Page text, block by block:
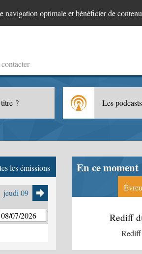
navigation optimale et bénéficier de
? Les podcasts
les émissions
jeudi 09
En ce moment
Rediff